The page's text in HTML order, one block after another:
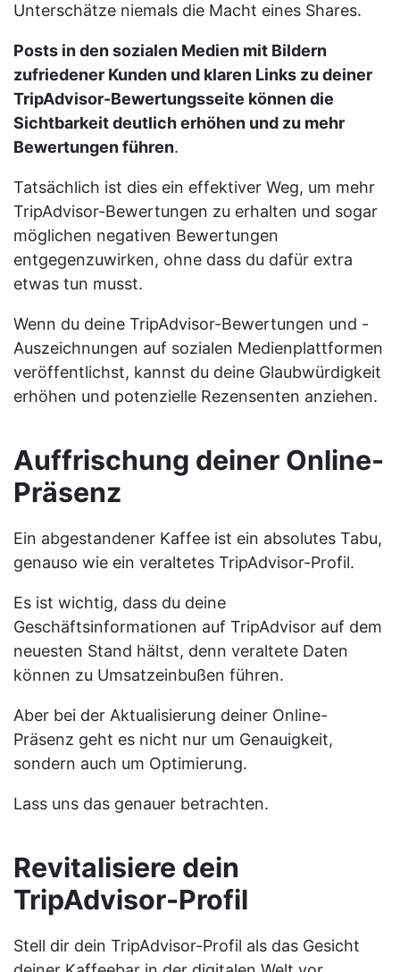
Unterschätze niemals die Macht eines Shares.
Posts in den sozialen Medien mit Bildern
zufriedener Kunden und klaren Links zu deiner
TripAdvisor-Bewertungsseite können die
Sichtbarkeit deutlich erhöhen und zu mehr
Bewertungen führen.
Tatsächlich ist dies ein effektiver Weg, um mehr
TripAdvisor-Bewertungen zu erhalten und sogar
möglichen negativen Bewertungen
entgegenzuwirken, ohne dass du dafür extra
etwas tun musst.
Wenn du deine TripAdvisor-Bewertungen und -
Auszeichnungen auf sozialen Medienplattformen
veröffentlichst, kannst du deine Glaubwürdigkeit
erhöhen und potenzielle Rezensenten anziehen.
Auffrischung deiner Online-
Präsenz
Ein abgestandener Kaffee ist ein absolutes Tabu,
genauso wie ein veraltetes TripAdvisor-Profil.
Es ist wichtig, dass du deine
Geschäftsinformationen auf TripAdvisor auf dem
neuesten Stand hältst, denn veraltete Daten
können zu Umsatzeinbußen führen.
Aber bei der Aktualisierung deiner Online-
Präsenz geht es nicht nur um Genauigkeit,
sondern auch um Optimierung.
Lass uns das genauer betrachten.
Revitalisiere dein
TripAdvisor-Profil
Stell dir dein TripAdvisor-Profil als das Gesicht